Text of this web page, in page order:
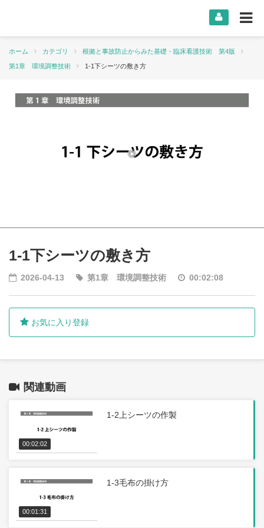
ホーム カテゴリ 根拠と事故防止からみた基礎・臨床看護技術 第4版
第1章 環境調整技術 1-1下シーツの敷き方
1-1下シーツの敷き方
2026-04-13 第1章 環境調整技術 00:02:08
お気に入り登録
関連動画
1-2上シーツの作製
00:02:02
1-3毛布の掛け方
00:01:31